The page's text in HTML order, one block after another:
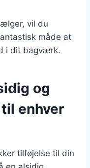
vil du
måde at
i dit bagværk.
og
enhver
tilføjelse til din